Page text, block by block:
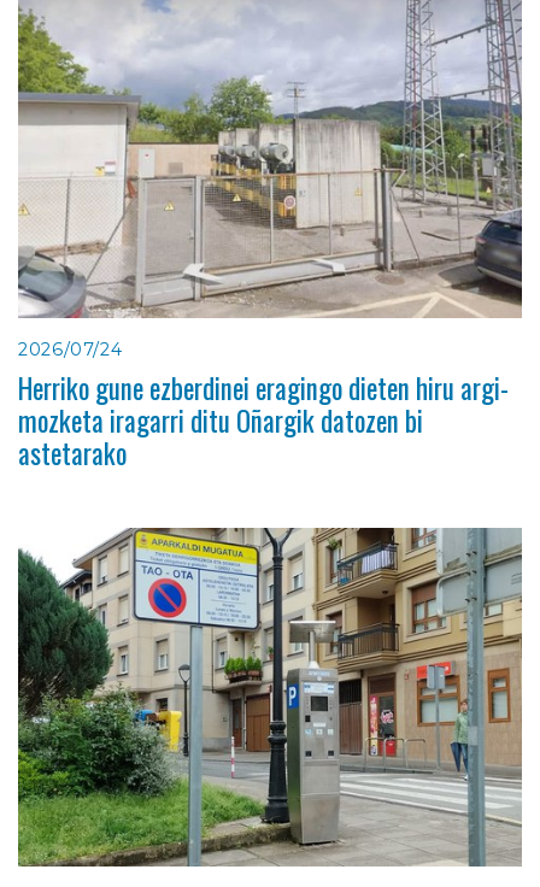
2026/07/24
Herriko gune ezberdinei eragingo dieten hiru argi-
mozketa iragarri ditu Oñargik datozen bi
astetarako